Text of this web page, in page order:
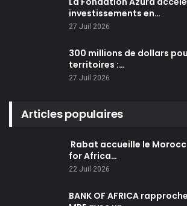
investissements en…
27 Juil 2026
300 millions de dollars
territoires :…
27 Juil 2026
Articles populaires
Rabat accueille le
for Africa…
22 Juil 2026
BANK OF AFRICA